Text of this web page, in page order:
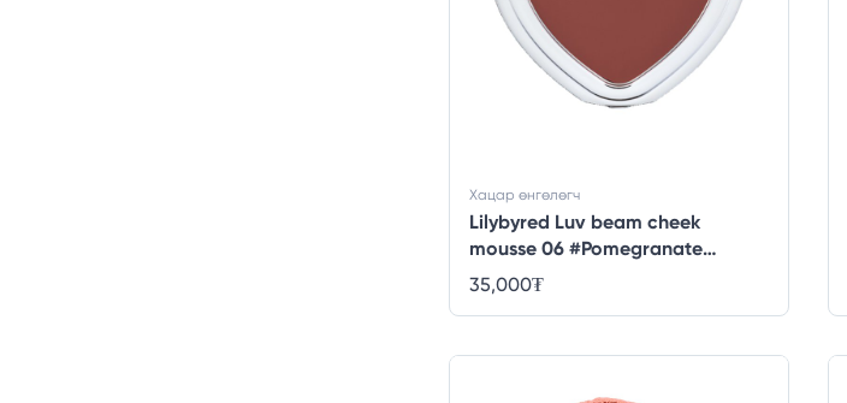
Lilybyred Luv beam cheek
mousse 06 #Pomegranate
Mousse
Хацар өнгөлөгч
35,000₮